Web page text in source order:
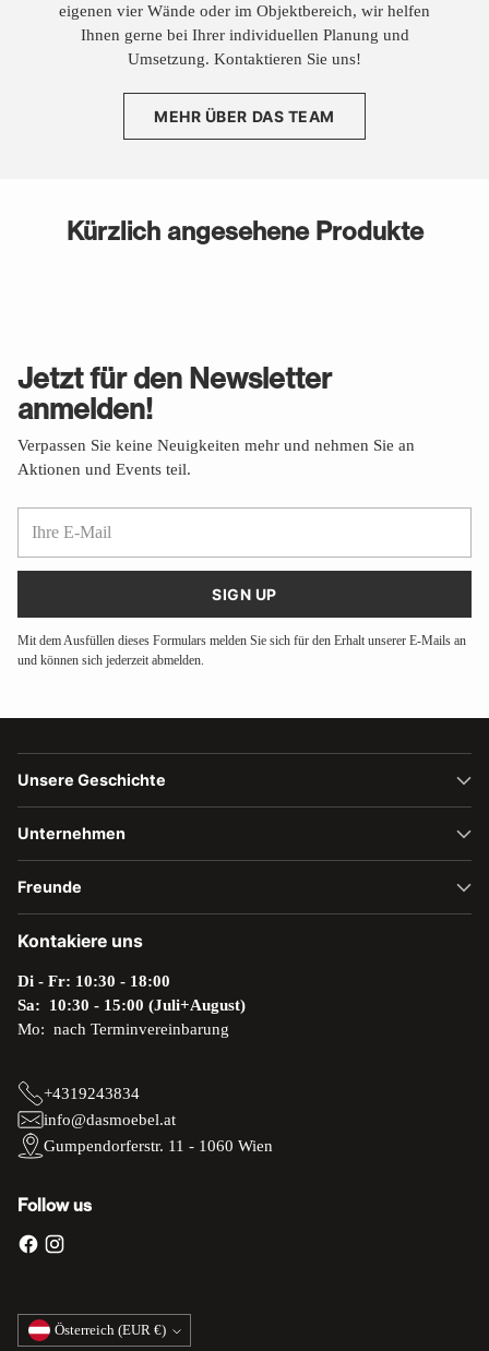
eigenen vier Wände oder im Objektbereich, wir helfen
Ihnen gerne bei Ihrer individuellen Planung und
Umsetzung. Kontaktieren Sie uns!
MEHR ÜBER DAS TEAM
Kürzlich angesehene Produkte
Jetzt für den Newsletter
anmelden!
Verpassen Sie keine Neuigkeiten mehr und nehmen Sie an
Aktionen und Events teil.
SIGN UP
Mit dem Ausfüllen dieses Formulars melden Sie sich für den Erhalt unserer E-Mails an
und können sich jederzeit abmelden.
Unsere Geschichte
Unternehmen
Freunde
Kontakiere uns
Di - Fr: 10:30 - 18:00
Sa: 10:30 - 15:00 (Juli+August)
Mo: nach Terminvereinbarung
+4319243834
info@dasmoebel.at
Gumpendorferstr. 11 - 1060 Wien
Follow us
Währung Österreich (EUR €)